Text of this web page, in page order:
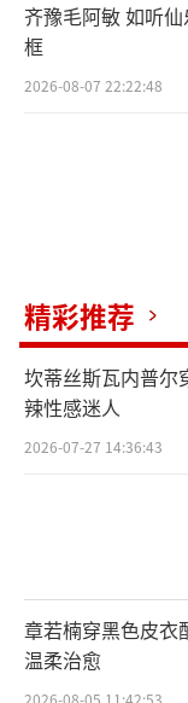
齐豫毛阿敏 如听
框
2026-08-07 22:22:48
精彩推荐
坎蒂丝斯瓦内普尔
辣性感迷人
2026-07-27 14:36:43
章若楠穿黑色皮衣
温柔治愈
2026-08-05 11:42:53